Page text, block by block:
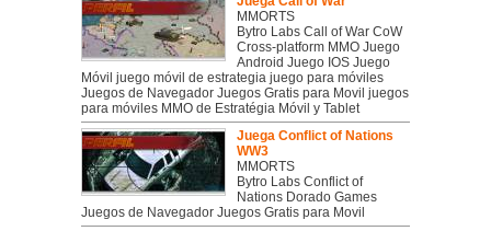
MMORTS
Bytro Labs Call of War CoW
Cross-platform MMO Juego
Android Juego IOS Juego
Móvil juego móvil de estrategia juego para móviles
Juegos de Navegador Juegos Gratis para Movil juegos
para móviles MMO de Estratégia Móvil y Tablet
Juega Conflict of Nations
WW3
MMORTS
Bytro Labs Conflict of
Nations Dorado Games
Juegos de Navegador Juegos Gratis para Movil